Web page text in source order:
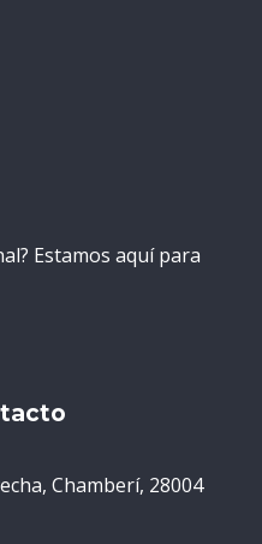
Estamos aquí para
Chamberí, 28004